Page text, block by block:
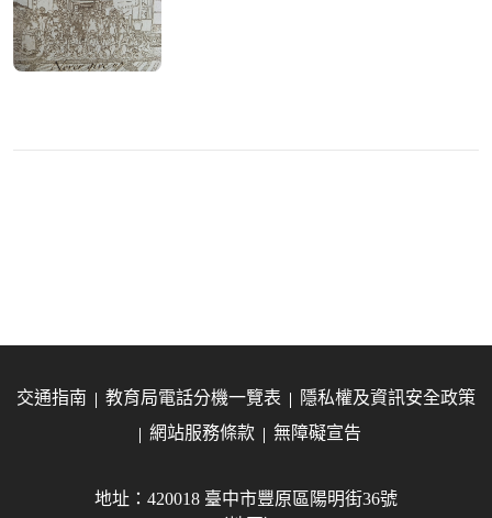
交通指南 教育局電話分機一覽表
隱私權及資訊安全政策
網站服務條款
無障礙宣告
地址：420018 臺中市豐原區陽明街36號